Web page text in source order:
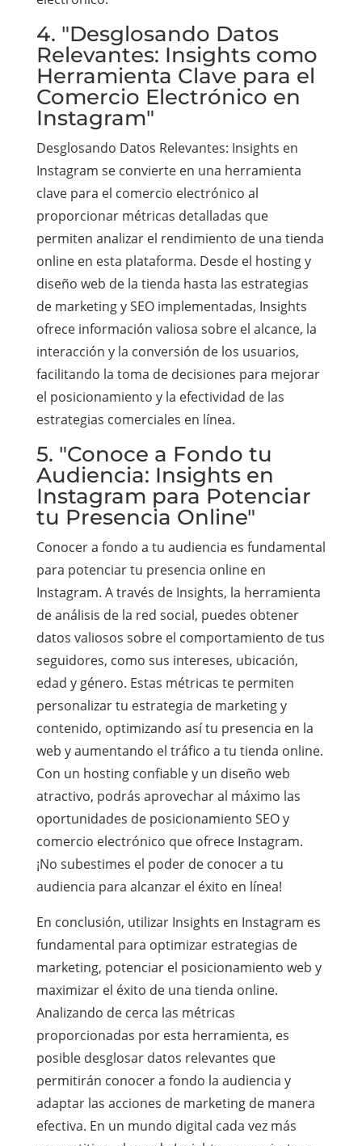
4. "Desglosando Datos
Relevantes: Insights como
Herramienta Clave para el
Comercio Electrónico en
Instagram"
Desglosando Datos Relevantes: Insights en
Instagram se convierte en una herramienta
clave para el comercio electrónico al
proporcionar métricas detalladas que
permiten analizar el rendimiento de una tienda
online en esta plataforma. Desde el hosting y
diseño web de la tienda hasta las estrategias
de marketing y SEO implementadas, Insights
ofrece información valiosa sobre el alcance, la
interacción y la conversión de los usuarios,
facilitando la toma de decisiones para mejorar
el posicionamiento y la efectividad de las
estrategias comerciales en línea.
5. "Conoce a Fondo tu
Audiencia: Insights en
Instagram para Potenciar
tu Presencia Online"
Conocer a fondo a tu audiencia es fundamental
para potenciar tu presencia online en
Instagram. A través de Insights, la herramienta
de análisis de la red social, puedes obtener
datos valiosos sobre el comportamiento de tus
seguidores, como sus intereses, ubicación,
edad y género. Estas métricas te permiten
personalizar tu estrategia de marketing y
contenido, optimizando así tu presencia en la
web y aumentando el tráfico a tu tienda online.
Con un hosting confiable y un diseño web
atractivo, podrás aprovechar al máximo las
oportunidades de posicionamiento SEO y
comercio electrónico que ofrece Instagram.
¡No subestimes el poder de conocer a tu
audiencia para alcanzar el éxito en línea!
En conclusión, utilizar Insights en Instagram es
fundamental para optimizar estrategias de
marketing, potenciar el posicionamiento web y
maximizar el éxito de una tienda online.
Analizando de cerca las métricas
proporcionadas por esta herramienta, es
posible desglosar datos relevantes que
permitirán conocer a fondo la audiencia y
adaptar las acciones de marketing de manera
efectiva. En un mundo digital cada vez más